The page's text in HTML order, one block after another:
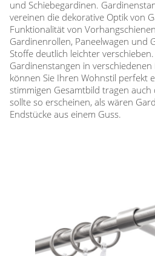
und Schiebegardinen.
vereinen die dekorative Optik von
Funktionalität von
Gardinenrollen, Paneelwagen und
Stoffe deutlich leichter
Gardinenstangen in
können Sie Ihren Wohnstil perfekt
stimmigen Gesamtbild tragen auch
sollte so erscheinen, als wären
Endstücke aus einem Guss.